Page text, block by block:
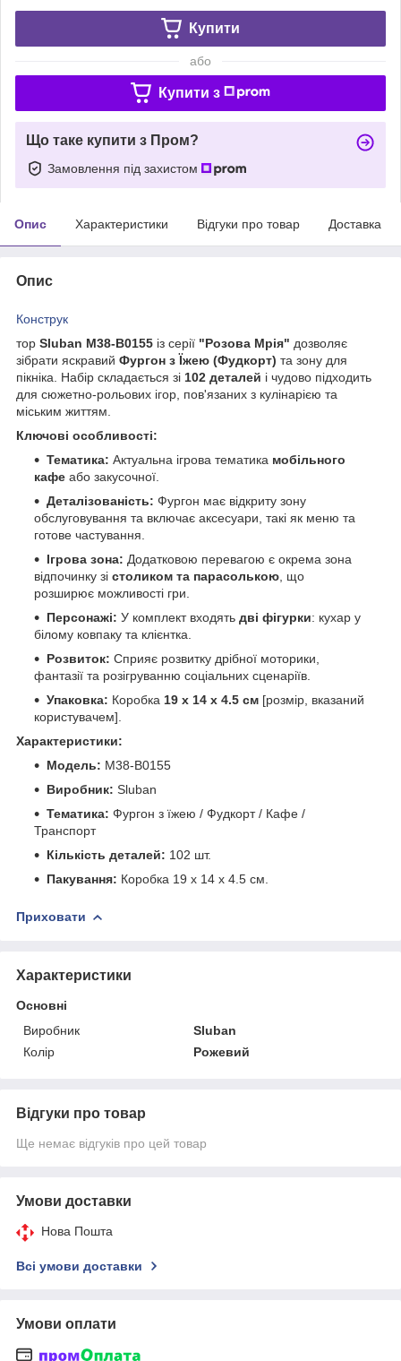
Купити
або
Купити з
Що таке купити з Пром?
Замовлення під захистом
Опис Характеристики Відгуки про товар Доставка
Опис
Конструк
тор Sluban M38-B0155 із серії "Розова Мрія" дозволяє
зібрати яскравий Фургон з Їжею (Фудкорт) та зону для
пікніка. Набір складається зі 102 деталей і чудово підходить
для сюжетно-рольових ігор, пов'язаних з кулінарією та
міським життям.
Ключові особливості:
Тематика: Актуальна ігрова тематика мобільного
кафе або закусочної.
Деталізованість: Фургон має відкриту зону
обслуговування та включає аксесуари, такі як меню та
готове частування.
Ігрова зона: Додатковою перевагою є окрема зона
відпочинку зі столиком та парасолькою , що
розширює можливості гри.
Персонажі: У комплект входять дві фігурки: кухар у
білому ковпаку та клієнтка.
Розвиток: Сприяє розвитку дрібної моторики,
фантазії та розігруванню соціальних сценаріїв.
Упаковка: Коробка 19 х 14 х 4.5 см [розмір, вказаний
користувачем].
Характеристики:
Модель: M38-B0155
Виробник: Sluban
Тематика: Фургон з їжею / Фудкорт / Кафе /
Транспорт
Кількість деталей: 102 шт.
Пакування: Коробка 19 x 14 x 4.5 см.
Приховати
Характеристики
Основні
Виробник
Sluban
Колір
Рожевий
Відгуки про товар
Ще немає відгуків про цей товар
Умови доставки
Нова Пошта
Всі умови доставки
Умови оплати